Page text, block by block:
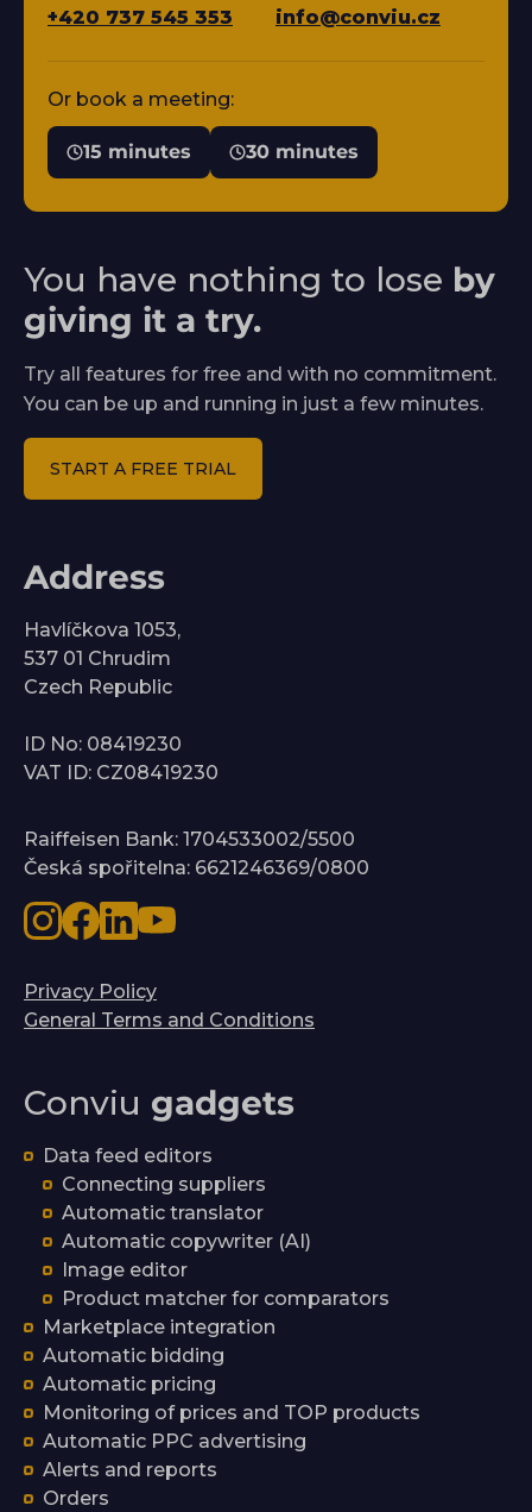
+420 737 545 353
info@conviu.cz
Or book a meeting:
15 minutes 30 minutes
You have nothing to lose by
giving it a try.
Try all features for free and with no commitment.
You can be up and running in just a few minutes.
START A FREE TRIAL
Address
Havlíčkova 1053,
537 01 Chrudim
Czech Republic
ID No: 08419230
VAT ID: CZ08419230
Raiffeisen Bank: 1704533002/5500
Česká spořitelna: 6621246369/0800
Privacy Policy
General Terms and Conditions
Conviu gadgets
Data feed editors
Connecting suppliers
Automatic translator
Automatic copywriter (AI)
Image editor
Product matcher for comparators
Marketplace integration
Automatic bidding
Automatic pricing
Monitoring of prices and TOP products
Automatic PPC advertising
Alerts and reports
Orders